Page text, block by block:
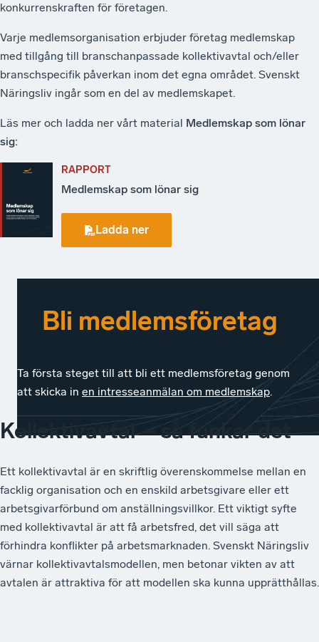
konkurrenskraften för företagen.
Varje medlemsorganisation erbjuder företag medlemskap
med tillgång till branschanpassade kollektivavtal och/eller
branschspecifik påverkan inom det egna området. Svenskt
Näringsliv ingår som en del av medlemskapet.
Läs mer och ladda ner vårt material Medlemskap som lönar
sig:
RAPPORT
Medlemskap som lönar sig
Ladda ner
Bli medlemsföretag
Ta första steget till att bli ett medlemsföretag genom
att skicka in en intresseanmälan om medlemskap.
Kollektivavtal – så funkar det
Ett kollektivavtal är en skriftlig överenskommelse mellan en
facklig organisation och en enskild arbetsgivare eller ett
arbetsgivarförbund om anställningsvillkor. Ett viktigt syfte
med kollektivavtal är att få arbetsfred, det vill säga att
förhindra konflikter på arbetsmarknaden. Svenskt Näringsliv
värnar kollektivavtalsmodellen, men betonar vikten av att
avtalen är attraktiva för att modellen ska kunna upprätthållas.